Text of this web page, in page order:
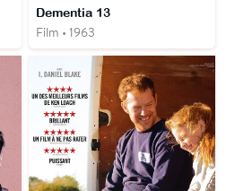
Dementia 13
Film • 1963